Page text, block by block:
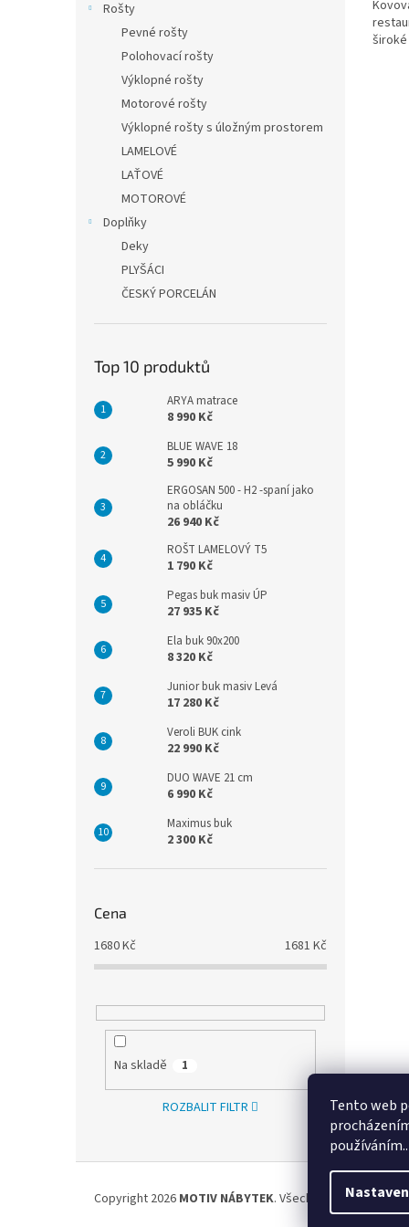
Tento web
Rošty
Pevné rošty
Polohovací rošty
Výklopné rošty
Motorové rošty
Výklopné rošty s úložným prostorem
LAMELOVÉ
LAŤOVÉ
MOTOROVÉ
Doplňky
Deky
PLYŠÁCI
ČESKÝ PORCELÁN
Top 10 produktů
ARYA matrace
8 990 Kč
BLUE WAVE 18
5 990 Kč
ERGOSAN 500 - H2 -spaní jako
na obláčku
26 940 Kč
ROŠT LAMELOVÝ T5
1 790 Kč
Pegas buk masiv ÚP
27 935 Kč
Ela buk 90x200
8 320 Kč
Junior buk masiv Levá
17 280 Kč
Veroli BUK cink
22 990 Kč
DUO WAVE 21 cm
6 990 Kč
Maximus buk
2 300 Kč
Cena
1680Kč 1681 Kč
Na skladě 1
ROZBALIT FILTR
Copyright 2026 MOTIV NÁBYTEK. Všechna práva